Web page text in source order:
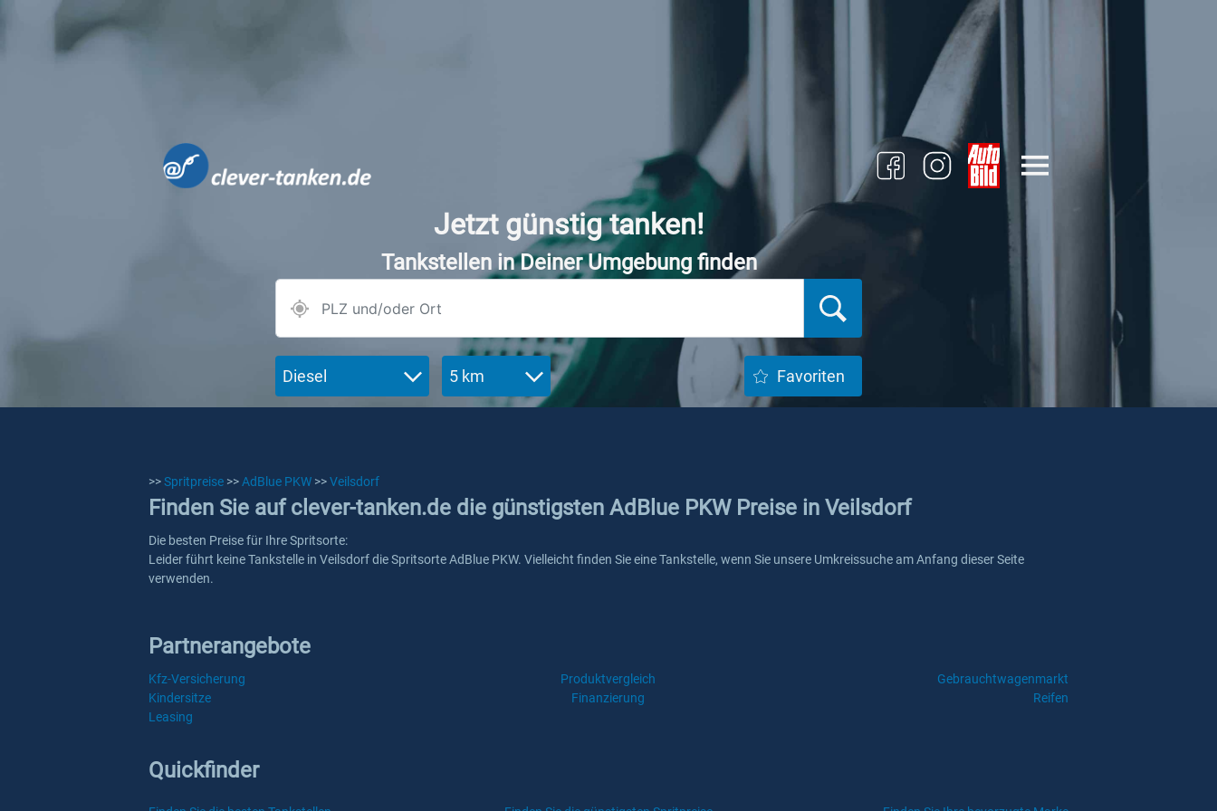
Jetzt günstig tanken!
Tankstellen in Deiner Umgebung finden
Diesel 5 km Favoriten
>>Spritpreise >>AdBlue PKW >>Veilsdorf
Finden Sie auf clever-tanken.de die günstigsten AdBlue PKW Preise in Veilsdorf
Die besten Preise für Ihre Spritsorte:
Leider führt keine Tankstelle in Veilsdorf die Spritsorte AdBlue PKW. Vielleicht finden Sie eine Tankstelle, wenn Sie unsere Umkreissuche am Anfang dieser Seite
verwenden.
Partnerangebote
Kfz-Versicherung Produktvergleich
Gebrauchtwagenmarkt
Kindersitze
Finanzierung
Reifen
Leasing
Quickfinder